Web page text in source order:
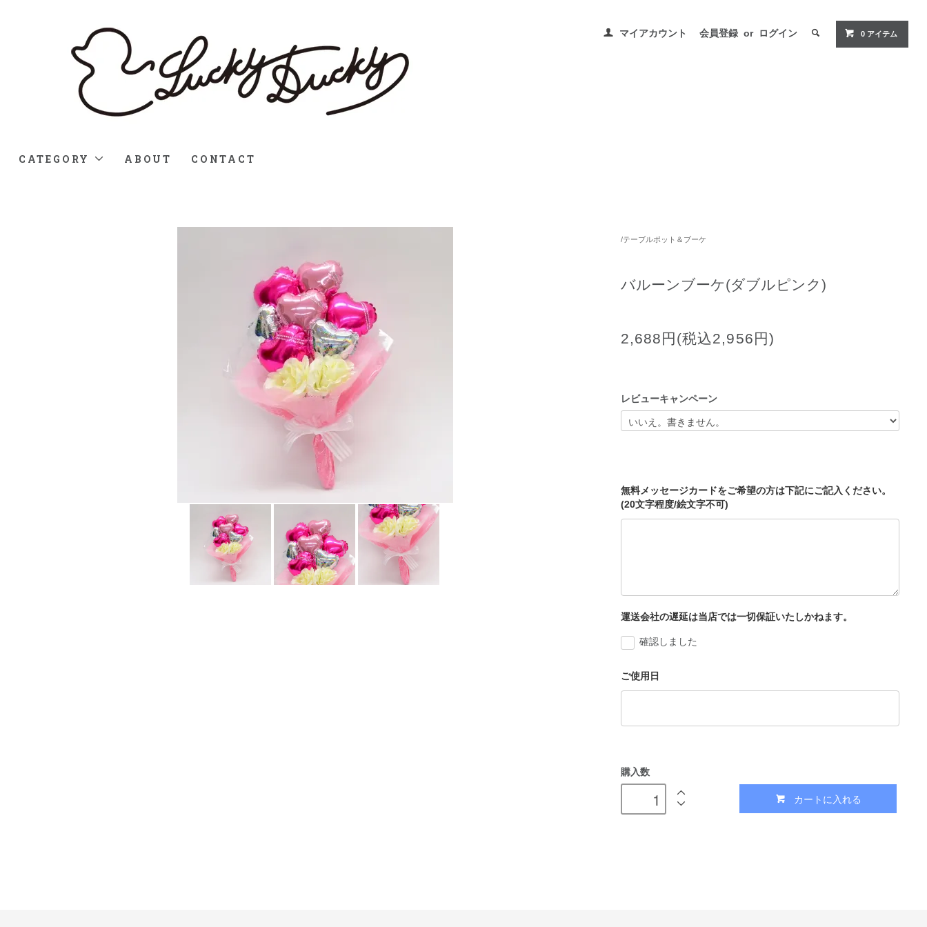
マイアカウント 会員登録 or ログイン 0 アイテム
CATEGORY ABOUT CONTACT
/テーブルポット＆ブーケ
バルーンブーケ(ダブルピンク)
2,688円(税込2,956円)
レビューキャンペーン
無料メッセージカードをご希望の方は下記にご記入ください。
(20文字程度/絵文字不可)
運送会社の遅延は当店では一切保証いたしかねます。
確認しました
ご使用日
購入数
カートに入れる